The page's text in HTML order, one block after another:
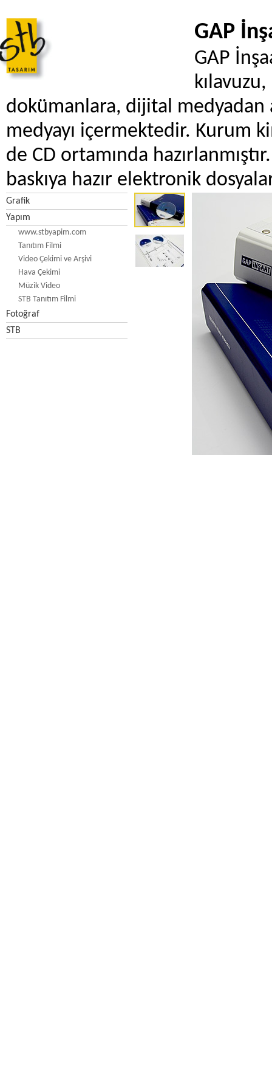
GAP
GAP
dokümanlara, dijital medyadan
medyayı içermektedir. Kurum
de CD ortamında
baskıya hazır elektronik
Grafik
Yapım
www.stbyapim.com
Tanıtım Filmi
Video Çekimi ve Arşivi
Hava Çekimi
Müzik Video
STB Tanıtım Filmi
Fotoğraf
STB